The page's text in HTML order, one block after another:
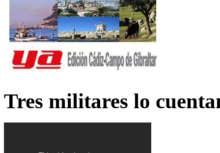
Tres militares lo